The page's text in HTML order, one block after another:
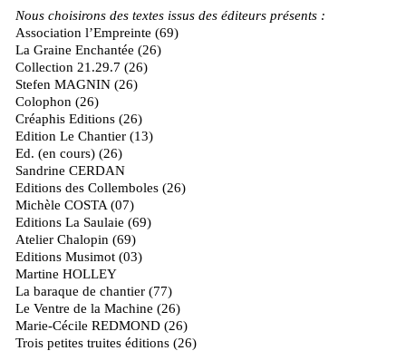
Nous choisirons des textes issus des éditeurs présents :
Association l’Empreinte (69)
La Graine Enchantée (26)
Collection 21.29.7 (26)
Stefen MAGNIN (26)
Colophon (26)
Créaphis Editions (26)
Edition Le Chantier (13)
Ed. (en cours) (26)
Sandrine CERDAN
Editions des Collemboles (26)
Michèle COSTA (07)
Editions La Saulaie (69)
Atelier Chalopin (69)
Editions Musimot (03)
Martine HOLLEY
La baraque de chantier (77)
Le Ventre de la Machine (26)
Marie-Cécile REDMOND (26)
Trois petites truites éditions (26)